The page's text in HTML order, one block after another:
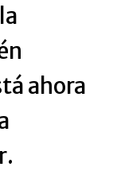
ahora